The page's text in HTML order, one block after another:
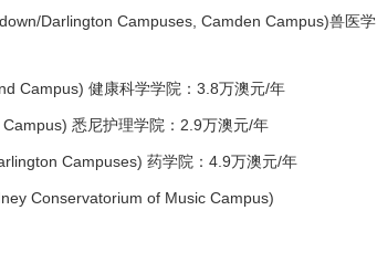
Darlington Campuses, Camden Campus)兽医学
Campus) 健康科学学院：3.8万澳元/年
悉尼护理学院：2.9万澳元/年
Campuses) 药学院：4.9万澳元/年
Conservatorium of Music Campus)